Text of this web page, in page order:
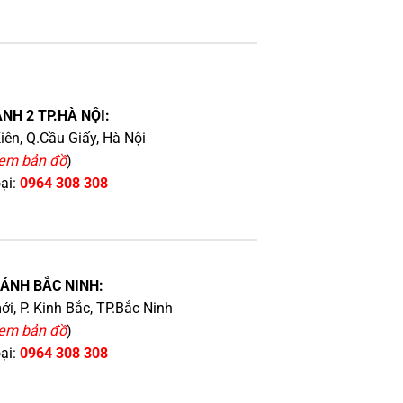
2 TP.HÀ NỘI:
Q.Cầu Giấy, Hà Nội
bản đồ)
0964 308 308
BẮC NINH:
P. Kinh Bắc, TP.Bắc Ninh
bản đồ)
0964 308 308